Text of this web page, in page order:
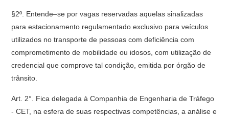
§2º. Entende–se por vagas reservadas aquelas sinalizadas
para estacionamento regulamentado exclusivo para veículos
utilizados no transporte de pessoas com deficiência com
comprometimento de mobilidade ou idosos, com utilização de
credencial que comprove tal condição, emitida por órgão de
trânsito.
Art. 2°. Fica delegada à Companhia de Engenharia de Tráfego
- CET, na esfera de suas respectivas competências, a análise e